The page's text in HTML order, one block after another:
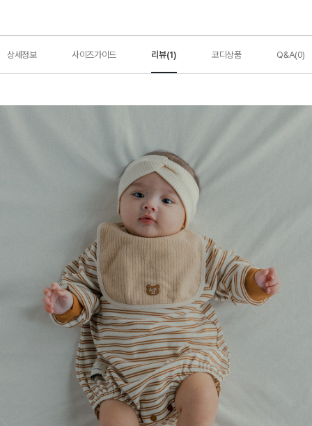
상세정보 사이즈가이드 리뷰(1) 코디상품 Q&A(0)